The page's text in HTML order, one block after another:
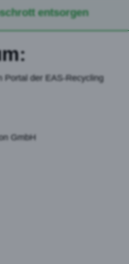
entsorgen
Portal der EAS-Recycling
GmbH